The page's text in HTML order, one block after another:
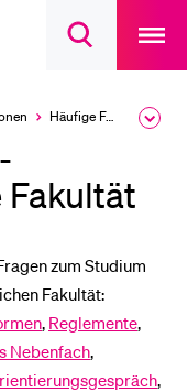
Suchdialog
main
Häufige Fragen
zum Studium
Fakultät:
, Reglemente,
Nebenfach,
,